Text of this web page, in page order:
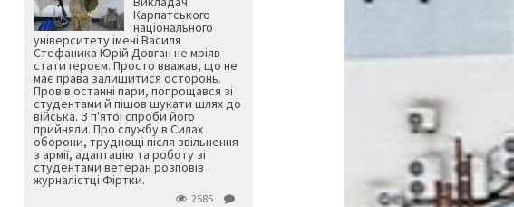
Карпатського
національного
університету імені Василя
Стефаника Юрій Довган не мріяв
стати героєм. Просто вважав, що не
має права залишитися осторонь.
Провів останні пари, попрощався зі
студентами й пішов шукати шлях до
війська. З п'ятої спроби його
прийняли. Про службу в Силах
оборони, труднощі після звільнення
з армії, адаптацію та роботу зі
студентами ветеран розповів
журналістці Фіртки.
2585